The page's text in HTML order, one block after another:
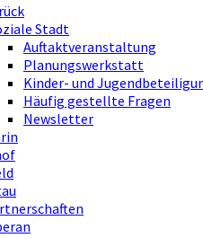
Stadt
Auftaktveranstaltung
Planungswerkstatt
Kinder- und
Häufig gestellte Fragen
Newsletter